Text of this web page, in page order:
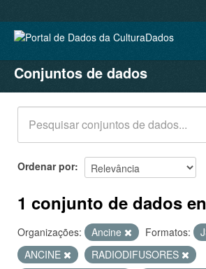
CONJUNTOS DE DADOS
ORGANIZAÇÕES
GRUPOS
SOBRE
Conjuntos de dados
Ordenar por
1 conjunto de dados
Organizações: Ancine Formatos:
ANCINE
RADIODIFUSORES